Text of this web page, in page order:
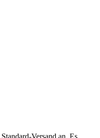
Versand an. Es